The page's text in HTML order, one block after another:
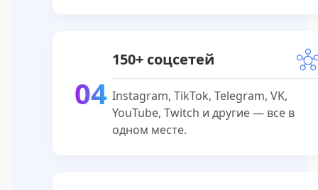
04
150+ соцсетей
Instagram, TikTok, Telegram, VK,
YouTube, Twitch и другие — все в
одном месте.